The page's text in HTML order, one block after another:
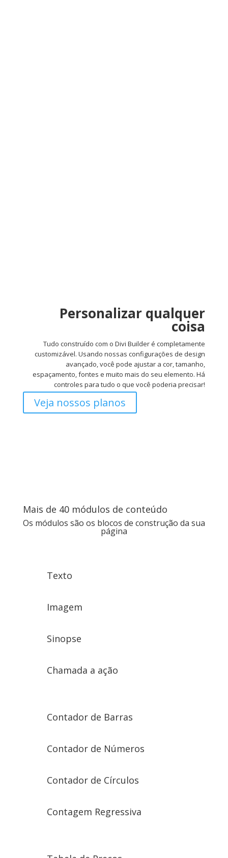
Personalizar qualquer
coisa
Tudo construído com o Divi Builder é completamente
customizável. Usando nossas configurações de design
avançado, você pode ajustar a cor, tamanho,
espaçamento, fontes e muito mais do seu elemento. Há
controles para tudo o que você poderia precisar!
Veja nossos planos
Mais de 40 módulos de conteúdo
Os módulos são os blocos de construção da sua
página
Texto
Imagem
Sinopse
Chamada a ação
Contador de Barras
Contador de Números
Contador de Círculos
Contagem Regressiva